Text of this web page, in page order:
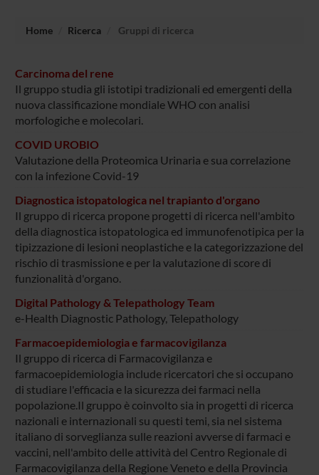
Home Ricerca Gruppi di ricerca
Carcinoma del rene
Il gruppo studia gli istotipi tradizionali ed emergenti della
nuova classificazione mondiale WHO con analisi
morfologiche e molecolari.
COVID UROBIO
Valutazione della Proteomica Urinaria e sua correlazione
con la infezione Covid-19
Diagnostica istopatologica nel trapianto d'organo
Il gruppo di ricerca propone progetti di ricerca nell'ambito
della diagnostica istopatologica ed immunofenotipica per la
tipizzazione di lesioni neoplastiche e la categorizzazione del
rischio di trasmissione e per la valutazione di score di
funzionalità d'organo.
Digital Pathology & Telepathology Team
e-Health Diagnostic Pathology, Telepathology
Farmacoepidemiologia e farmacovigilanza
Il gruppo di ricerca di Farmacovigilanza e
farmacoepidemiologia include ricercatori che si occupano
di studiare l'efficacia e la sicurezza dei farmaci nella
popolazione.Il gruppo è coinvolto sia in progetti di ricerca
nazionali e internazionali su questi temi, sia nel sistema
italiano di sorveglianza sulle reazioni avverse di farmaci e
vaccini, nell'ambito delle attività del Centro Regionale di
Farmacovigilanza della Regione Veneto e della Provincia